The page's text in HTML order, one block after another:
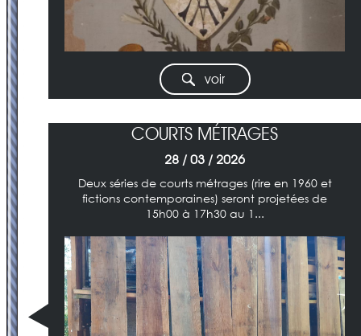
voir
COURTS MÉTRAGES
28 / 03 / 2026
Deux séries de courts métrages (rire en 1960 et
fictions contemporaines) seront projetées de
15h00 à 17h30 au 1...